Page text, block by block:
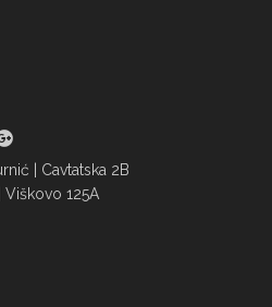
| Cavtatska 2B
Viškovo 125A